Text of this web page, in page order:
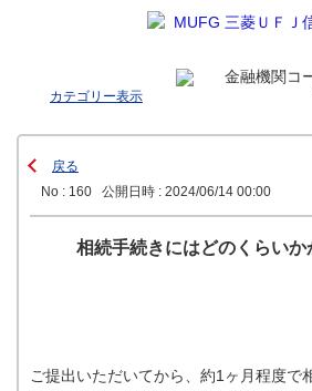
カテゴリー表示
戻る
No : 160
公開日時 : 2024/06/14 00:00
相続手続きにはどのくらいか
ご提出いただいてから、約1ヶ月程度で